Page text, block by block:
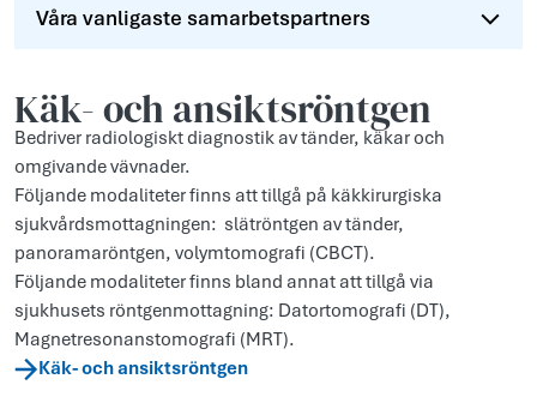
Våra vanligaste samarbetspartners
Käk- och ansiktsröntgen
Bedriver radiologiskt diagnostik av tänder, käkar och
omgivande vävnader.
Följande modaliteter finns att tillgå på käkkirurgiska
sjukvårdsmottagningen: slätröntgen av tänder,
panoramaröntgen, volymtomografi (CBCT).
Följande modaliteter finns bland annat att tillgå via
sjukhusets röntgenmottagning: Datortomografi (DT),
Magnetresonanstomografi (MRT).
Käk- och ansiktsröntgen